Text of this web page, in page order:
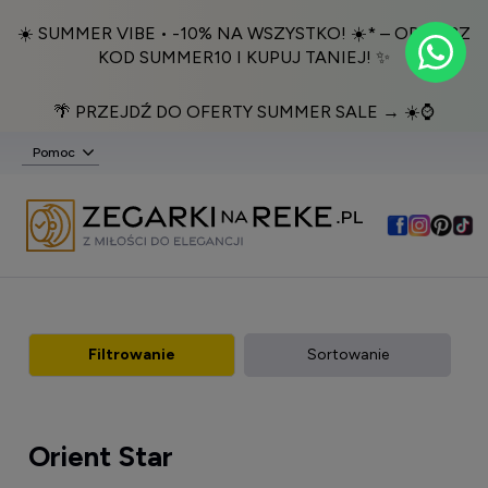
☀️ SUMMER VIBE • -10% NA WSZYSTKO! ☀️* – ODBIERZ
KOD SUMMER10 I KUPUJ TANIEJ! ✨
🌴 PRZEJDŹ DO OFERTY SUMMER SALE → ☀️⌚️
Pomoc
Filtrowanie Sortowanie
Orient Star